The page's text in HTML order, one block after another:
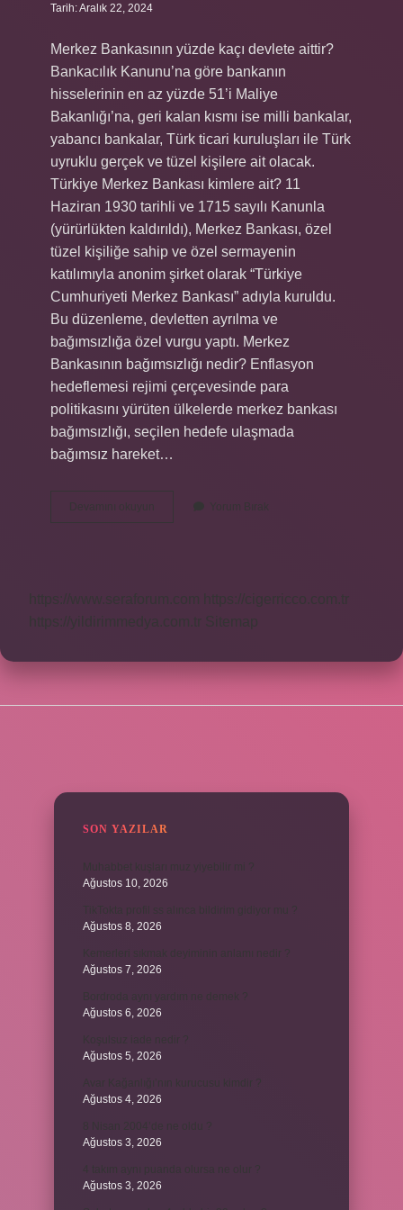
Tarih: Aralık 22, 2024
Merkez Bankasının yüzde kaçı devlete aittir?
Bankacılık Kanunu’na göre bankanın
hisselerinin en az yüzde 51’i Maliye
Bakanlığı’na, geri kalan kısmı ise milli bankalar,
yabancı bankalar, Türk ticari kuruluşları ile Türk
uyruklu gerçek ve tüzel kişilere ait olacak.
Türkiye Merkez Bankası kimlere ait? 11
Haziran 1930 tarihli ve 1715 sayılı Kanunla
(yürürlükten kaldırıldı), Merkez Bankası, özel
tüzel kişiliğe sahip ve özel sermayenin
katılımıyla anonim şirket olarak “Türkiye
Cumhuriyeti Merkez Bankası” adıyla kuruldu.
Bu düzenleme, devletten ayrılma ve
bağımsızlığa özel vurgu yaptı. Merkez
Bankasının bağımsızlığı nedir? Enflasyon
hedeflemesi rejimi çerçevesinde para
politikasını yürüten ülkelerde merkez bankası
bağımsızlığı, seçilen hedefe ulaşmada
bağımsız hareket…
Devamını okuyun
Merkez
Yorum Bırak
https://www.seraforum.com
https://cigerricco.com.tr
https://yildirimmedya.com.tr
Sitemap
SON YAZILAR
Ağustos 10, 2026
Ağustos 8, 2026
Ağustos 7, 2026
Ağustos 6, 2026
Ağustos 5, 2026
Ağustos 4, 2026
Ağustos 3, 2026
Ağustos 3, 2026